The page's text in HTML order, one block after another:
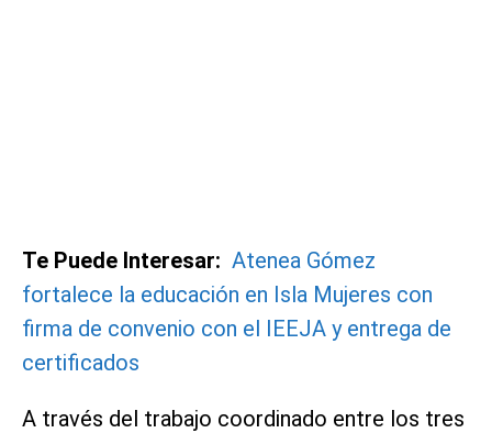
Te Puede Interesar: Atenea Gómez
fortalece la educación en Isla Mujeres con
firma de convenio con el IEEJA y entrega de
certificados
A través del trabajo coordinado entre los tres